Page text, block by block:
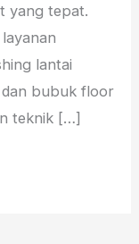
yang tepat.
lantai
bubuk floor
teknik […]